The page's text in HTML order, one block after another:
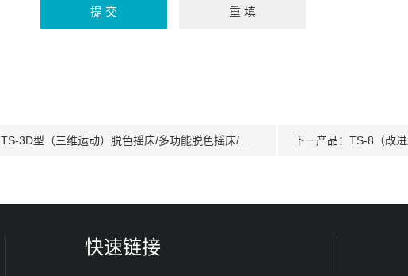
TS-3D型（三维运动）脱色摇床/多功能脱色摇床/数显定时脱色摇床 下一产品： TS-8（改进型）
快速链接